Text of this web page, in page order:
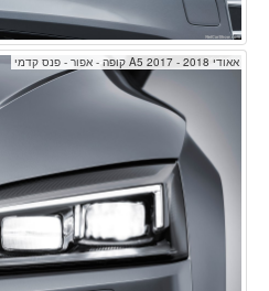
אאודי A5 2017 - 2018 קופה - אפור - פנס קדמי